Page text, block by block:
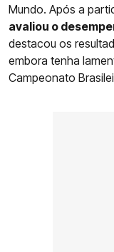
Mundo. Após a
avaliou o
destacou os
embora tenha
Campeonato